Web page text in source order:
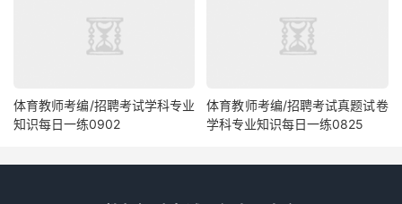
体育教师考编/招聘考试学科专业
知识每日一练0902
体育教师考编/招聘考试真题试卷
学科专业知识每日一练0825